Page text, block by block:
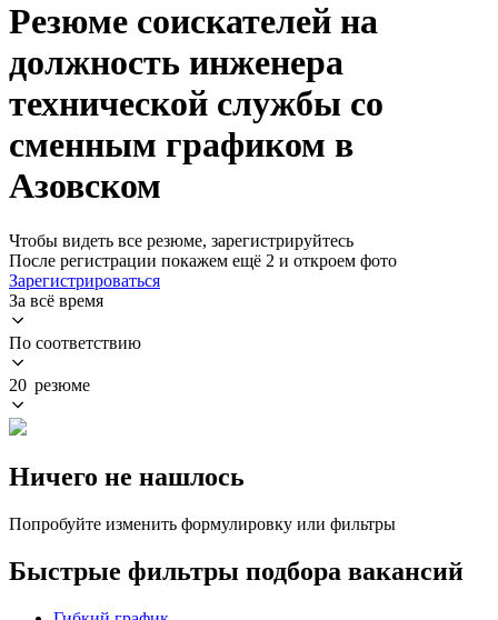
Резюме соискателей на
должность инженера
технической службы со
сменным графиком в
Азовском
Чтобы видеть все резюме, зарегистрируйтесь
После регистрации покажем ещё 2 и откроем фото
Зарегистрироваться
За всё время
По соответствию
20 резюме
Ничего не нашлось
Попробуйте изменить формулировку или фильтры
Быстрые фильтры подбора вакансий